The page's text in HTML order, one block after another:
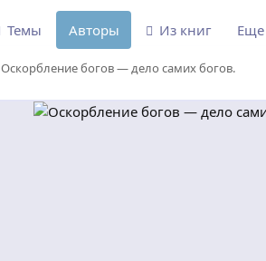
Оскорбление богов — дело самих богов.
Темы Авторы Из книг